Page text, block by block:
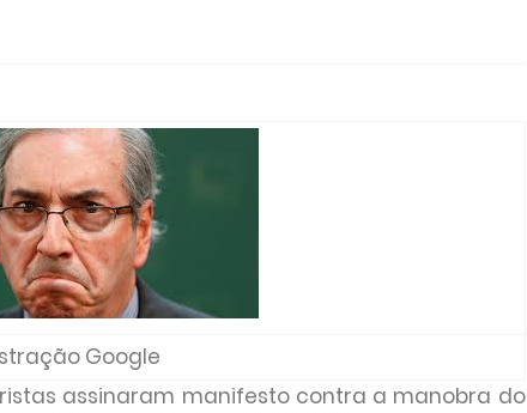
Google
assinaram manifesto contra a manobra do